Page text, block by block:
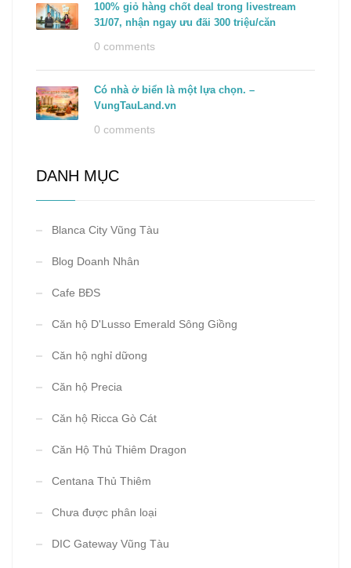
100% giỏ hàng chốt deal trong livestream
31/07, nhận ngay ưu đãi 300 triệu/căn
0 comments
Có nhà ở biển là một lựa chọn. –
VungTauLand.vn
0 comments
DANH MỤC
Blanca City Vũng Tàu
Blog Doanh Nhân
Cafe BĐS
Căn hộ D'Lusso Emerald Sông Giồng
Căn hộ nghỉ dữong
Căn hộ Precia
Căn hộ Ricca Gò Cát
Căn Hộ Thủ Thiêm Dragon
Centana Thủ Thiêm
Chưa được phân loại
DIC Gateway Vũng Tàu